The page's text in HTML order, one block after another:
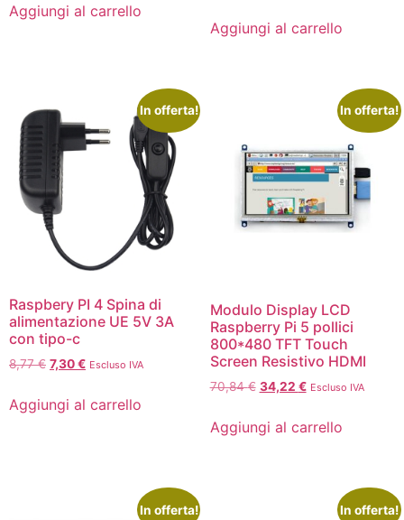
Aggiungi al carrello
Aggiungi al carrello
In offerta!
Raspbery PI 4 Spina di
alimentazione UE 5V 3A
con tipo-c
8,77€ 7,30€ Escluso IVA
Aggiungi al carrello
In offerta!
Modulo Display LCD
Raspberry Pi 5 pollici
800*480 TFT Touch
Screen Resistivo HDMI
70,84€ 34,22 € Escluso IVA
Aggiungi al carrello
In offerta! In offerta!